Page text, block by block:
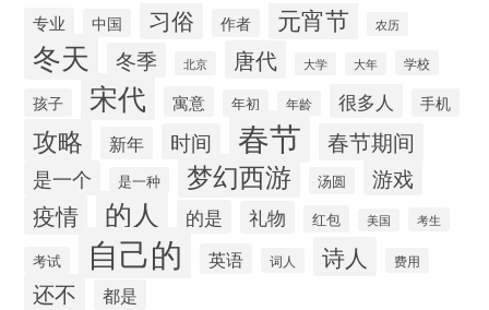
专业 中国 习俗 作者 元宵节 农历
冬天 冬季 北京 唐代 大学 大年 学校
孩子 宋代 寓意 年初 年龄 很多人 手机
攻略 新年 时间 春节 春节期间
是一个 是一种 梦幻西游 汤圆 游戏
疫情 的人 的是 礼物 红包 美国 考生
考试 自己的 英语 词人 诗人 费用
还不 都是